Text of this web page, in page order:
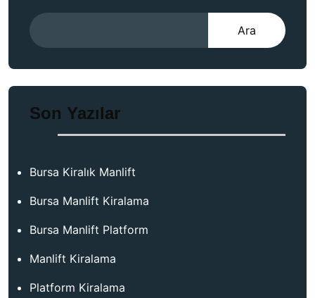
Ara
Son Yazılar
Bursa Kiralık Manlift
Bursa Manlift Kiralama
Bursa Manlift Platform
Manlift Kiralama
Platform Kiralama